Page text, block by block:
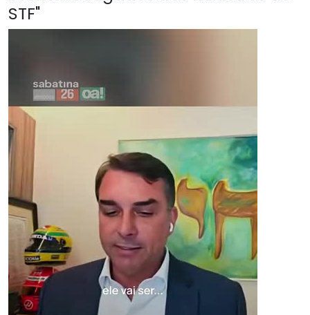
STF"